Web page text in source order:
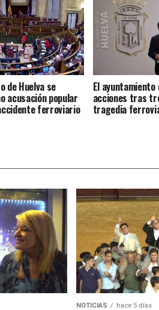
de Huelva se
acusación popular
ferroviario
El
acciones tras
tragedia
NOTICIAS hace 5 días